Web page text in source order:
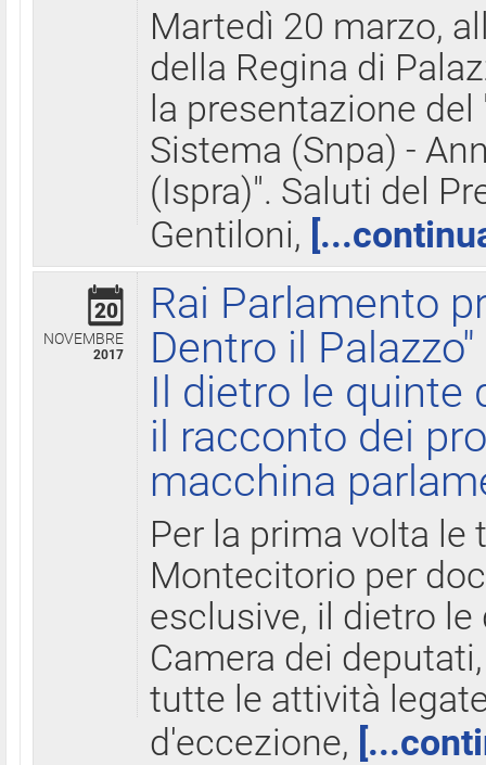
Martedì 20 marzo,
della Regina di
la presentazione
Sistema (Snpa) -
(Ispra)". Saluti del
Gentiloni,
20
NOVEMBRE
2017
Rai Parlamento
Dentro il Palazzo"
Il dietro le quinte
il racconto dei
macchina
Per la prima volta le
Montecitorio per
esclusive, il dietro
Camera dei
tutte le attività
d'eccezione,